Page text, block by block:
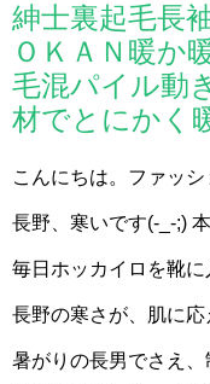
紳士裏起毛長
ＯＫＡＮ暖か
毛混パイル動
材でとにかく
こんにちは。ファッ
長野、寒いです(-_-;)
毎日ホッカイロを靴
長野の寒さが、肌に応
暑がりの長男でさえ